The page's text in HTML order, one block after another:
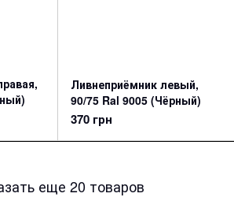
Ливнеприёмник левый,
90/75 Ral 9005 (Чёрный)
370 грн
еще 20 товаров